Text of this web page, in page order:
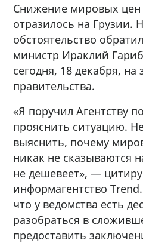
Снижение мировых цен
отразилось на Грузии.
обстоятельство
министр Ираклий
сегодня, 18 декабря, на
правительства.
«Я поручил Агентству
прояснить ситуацию.
выяснить, почему
никак не сказываются
не дешевеет», —
информагентство
что у ведомства есть
разобраться в
предоставить